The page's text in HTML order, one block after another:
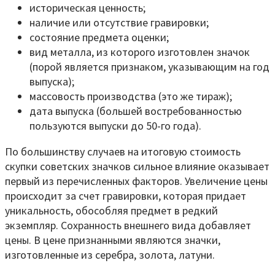
историческая ценность;
наличие или отсутствие гравировки;
состояние предмета оценки;
вид металла, из которого изготовлен значок
(порой является признаком, указывающим на год
выпуска);
массовость производства (это же тираж);
дата выпуска (большей востребованностью
пользуются выпуски до 50-го года).
По большинству случаев на итоговую стоимость
скупки советских значков сильное влияние оказывает
первый из перечисленных факторов. Увеличение цены
происходит за счет гравировки, которая придает
уникальность, обособляя предмет в редкий
экземпляр. Сохранность внешнего вида добавляет
цены. В цене признанными являются значки,
изготовленные из серебра, золота, латуни.